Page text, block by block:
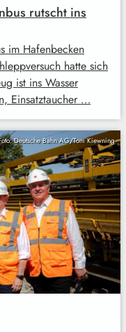
rutscht ins
im Hafenbecken
hatte sich
ist ins Wasser
Einsatztaucher …
Deutsche Bahn AG/Tom Kiewning